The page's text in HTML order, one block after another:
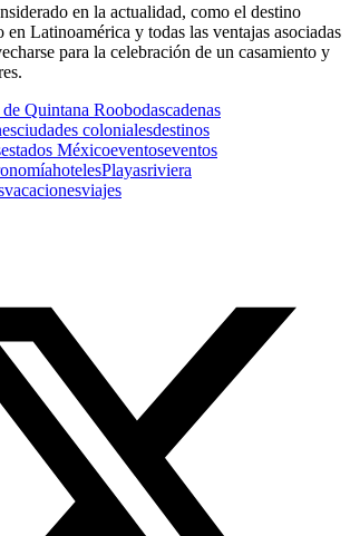
en la actualidad, como el destino
Latinoamérica y todas las ventajas asociadas
para la celebración de un casamiento y
Quintana Roobodascadenas
ciudades colonialesdestinos
estados Méxicoeventoseventos
hotelesPlayasriviera
vacacionesviajes